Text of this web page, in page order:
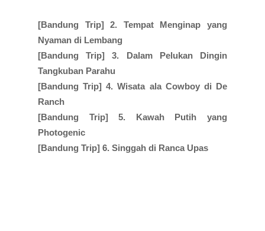
[Bandung Trip] 2. Tempat Menginap yang
Nyaman di Lembang
[Bandung Trip] 3. Dalam Pelukan Dingin
Tangkuban Parahu
[Bandung Trip] 4. Wisata ala Cowboy di De
Ranch
[Bandung Trip] 5. Kawah Putih yang
Photogenic
[Bandung Trip] 6. Singgah di Ranca Upas